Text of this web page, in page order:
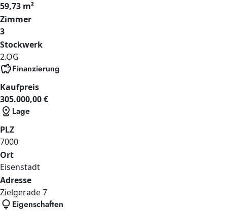
59,73 m²
Zimmer
3
Stockwerk
2.OG
savingsFinanzierung
Kaufpreis
305.000,00 €
distance Lage
PLZ
7000
Ort
Eisenstadt
Adresse
Zielgerade7
lightbulb Eigenschaften